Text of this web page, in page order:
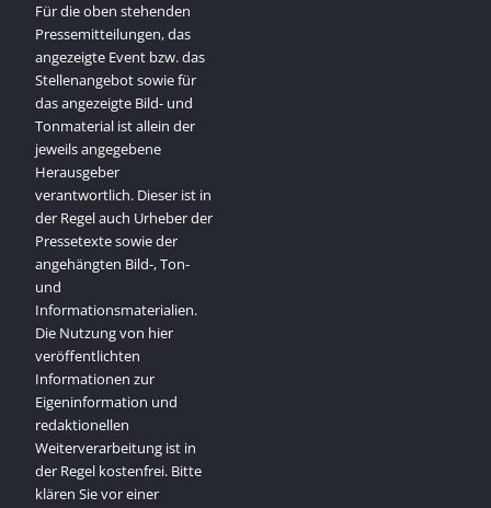
Für die oben stehenden
Pressemitteilungen, das
angezeigte Event bzw. das
Stellenangebot sowie für
das angezeigte Bild- und
Tonmaterial ist allein der
jeweils angegebene
Herausgeber
verantwortlich. Dieser ist in
der Regel auch Urheber der
Pressetexte sowie der
angehängten Bild-, Ton-
und
Informationsmaterialien.
Die Nutzung von hier
veröffentlichten
Informationen zur
Eigeninformation und
redaktionellen
Weiterverarbeitung ist in
der Regel kostenfrei. Bitte
klären Sie vor einer